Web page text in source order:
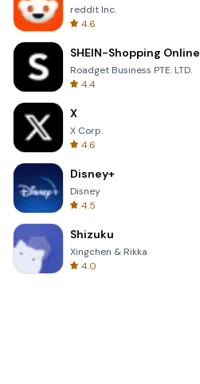
reddit Inc.
4.6
SHEIN-Shopping Online
Roadget Business PTE. LTD.
4.4
X
X Corp.
4.6
Disney+
Disney
4.5
Shizuku
Xingchen & Rikka
4.0